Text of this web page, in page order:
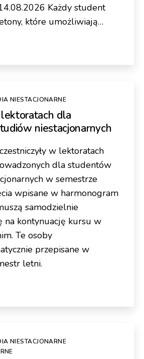
Każdy student
które umożliwiają…
NIESTACJONARNE
dla
niestacjonarnych
w lektoratach
dla studentów
w semestrze
wpisane w harmonogram
samodzielnie
na kontynuację kursu w
Te osoby
przepisane w
letni.
NIESTACJONARNE